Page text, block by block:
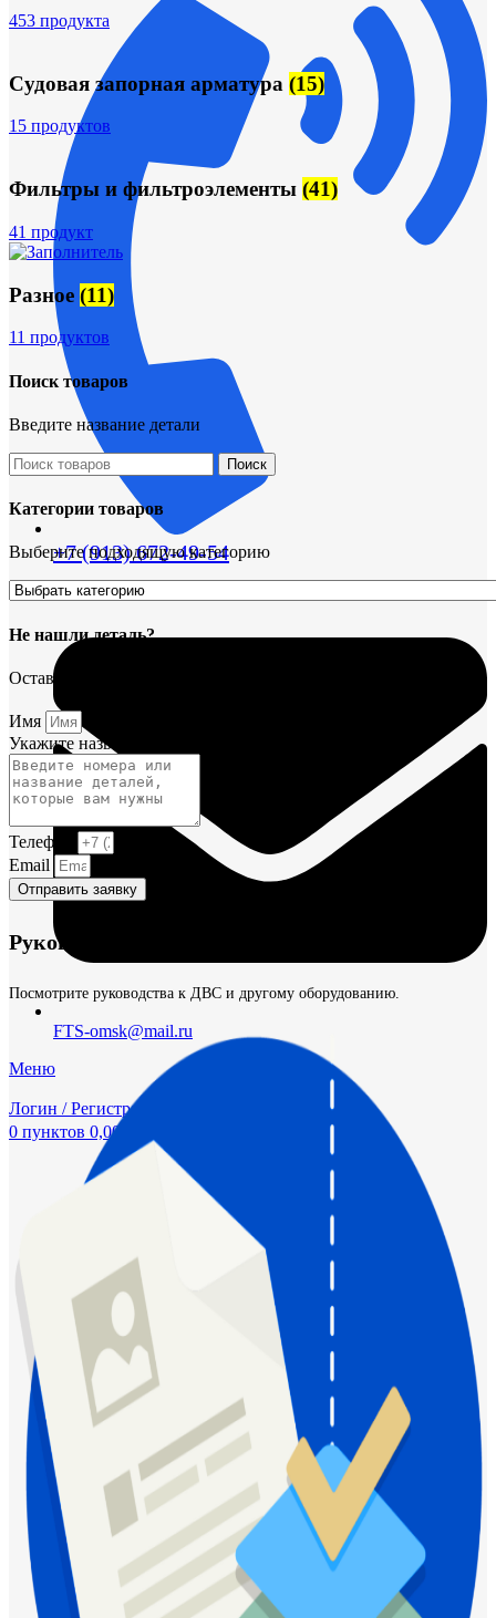
+7 (913) 672-49-54
FTS-omsk@mail.ru
Меню
Логин / Регистрация
0 пунктов 0,00
453 продукта
Судовая запорная арматура (15)
15 продуктов
Фильтры и фильтроэлементы (41)
41 продукт
Разное (11)
11 продуктов
Поиск товаров
Введите название детали
Поиск
Категории товаров
Выберите подходящую категорию
Не нашли деталь?
Оставьте заявку и мы постараемся вам помочь.
Имя
Укажите название или номера деталей
Телефон
Email
Отправить заявку
Руководства и инструкции
Посмотрите руководства к ДВС и другому оборудованию.